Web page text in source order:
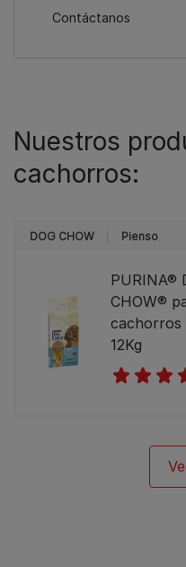
Contáctanos
Nuestros
cachorros:
DOG CHOW Pienso
PURINA®
CHOW®
cachorros
12Kg